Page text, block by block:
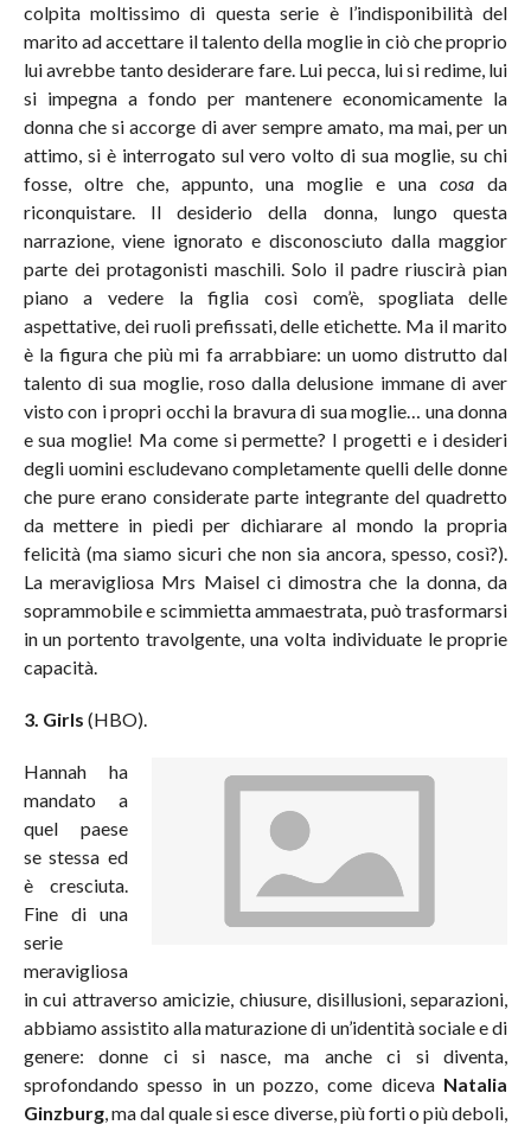
colpita moltissimo di questa serie è l’indisponibilità del
marito ad accettare il talento della moglie in ciò che proprio
lui avrebbe tanto desiderare fare. Lui pecca, lui si redime, lui
si impegna a fondo per mantenere economicamente la
donna che si accorge di aver sempre amato, ma mai, per un
attimo, si è interrogato sul vero volto di sua moglie, su chi
fosse, oltre che, appunto, una moglie e unacosa da
riconquistare. Il desiderio della donna, lungo questa
narrazione, viene ignorato e disconosciuto dalla maggior
parte dei protagonisti maschili. Solo il padre riuscirà pian
piano a vedere la figlia così com’è, spogliata delle
aspettative, dei ruoli prefissati, delle etichette. Ma il marito
è la figura che più mi fa arrabbiare: un uomo distrutto dal
talento di sua moglie, roso dalla delusione immane di aver
visto con i propri occhi la bravura di sua moglie… una donna
e sua moglie! Ma come si permette? I progetti e i desideri
degli uomini escludevano completamente quelli delle donne
che pure erano considerate parte integrante del quadretto
da mettere in piedi per dichiarare al mondo la propria
felicità (ma siamo sicuri che non sia ancora, spesso, così?).
La meravigliosa Mrs Maisel ci dimostra che la donna, da
soprammobile e scimmietta ammaestrata, può trasformarsi
in un portento travolgente, una volta individuate le proprie
capacità.
3. Girls (HBO).
Hannah ha
mandato a
quel paese
se stessa ed
è cresciuta.
Fine di una
serie
meravigliosa
in cui attraverso amicizie, chiusure, disillusioni, separazioni,
abbiamo assistito alla maturazione di un’identità sociale e di
genere: donne ci si nasce, ma anche ci si diventa,
sprofondando spesso in un pozzo, come diceva Natalia
Ginzburg, ma dal quale si esce diverse, più forti o più deboli,